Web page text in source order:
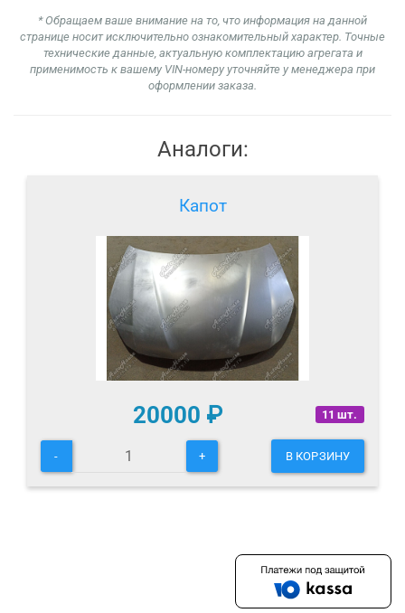
* Обращаем ваше внимание на то, что информация на данной
странице носит исключительно ознакомительный характер. Точные
технические данные, актуальную комплектацию агрегата и
применимость к вашему VIN-номеру уточняйте у менеджера при
оформлении заказа.
Аналоги:
Капот
11 шт.
20000 ₽
- + В КОРЗИНУ